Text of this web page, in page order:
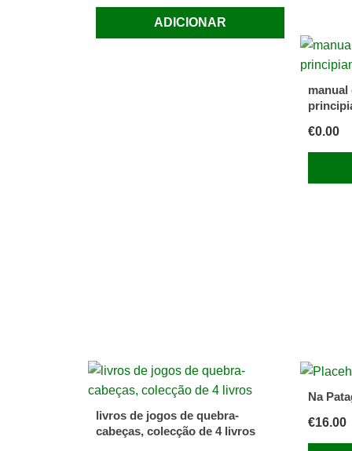
ADICIONAR
manual
€0.00
livros de jogos de quebra-
cabeças, colecção de 4 livros
Na
€16.00